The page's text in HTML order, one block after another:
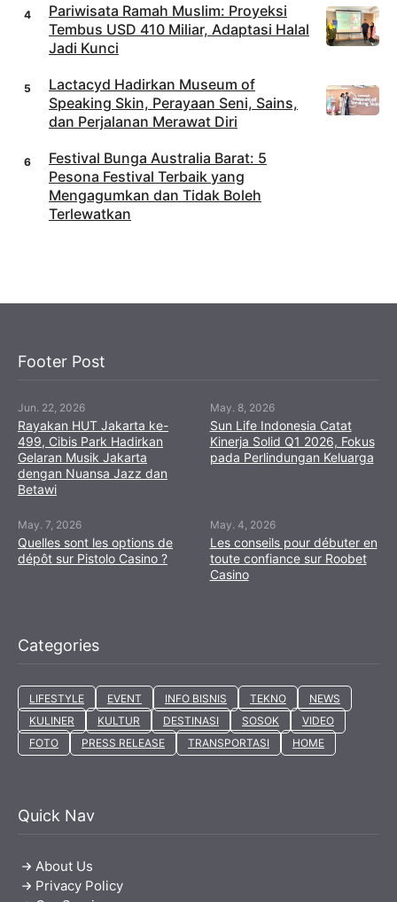
Pariwisata Ramah Muslim: Proyeksi
Tembus USD 410 Miliar, Adaptasi Halal
Jadi Kunci
Lactacyd Hadirkan Museum of
Speaking Skin, Perayaan Seni, Sains,
dan Perjalanan Merawat Diri
Festival Bunga Australia Barat: 5
Pesona Festival Terbaik yang
Mengagumkan dan Tidak Boleh
Terlewatkan
Footer Post
Jun. 22, 2026
Rayakan HUT Jakarta ke-
499, Cibis Park Hadirkan
Gelaran Musik Jakarta
dengan Nuansa Jazz dan
Betawi
May. 8, 2026
Sun Life Indonesia Catat
Kinerja Solid Q1 2026, Fokus
pada Perlindungan Keluarga
May. 7, 2026
Quelles sont les options de
dépôt sur Pistolo Casino ?
May. 4, 2026
Les conseils pour débuter en
toute confiance sur Roobet
Casino
Categories
LIFESTYLE EVENT INFO BISNIS TEKNO
NEWS
KULINER
KULTUR DESTINASI SOSOK
VIDEO
FOTO
PRESS RELEASE TRANSPORTASI HOME
Quick Nav
About Us
Privacy Policy